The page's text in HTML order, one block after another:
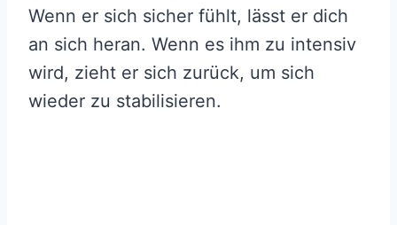
Wenn er sich sicher fühlt, lässt er dich
an sich heran. Wenn es ihm zu intensiv
wird, zieht er sich zurück, um sich
wieder zu stabilisieren.